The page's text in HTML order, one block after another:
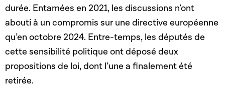
durée. Entamées en 2021, les discussions n’ont
abouti à un compromis sur une directive européenne
qu’en octobre 2024. Entre-temps, les députés de
cette sensibilité politique ont déposé deux
propositions de loi, dont l’une a finalement été
retirée.